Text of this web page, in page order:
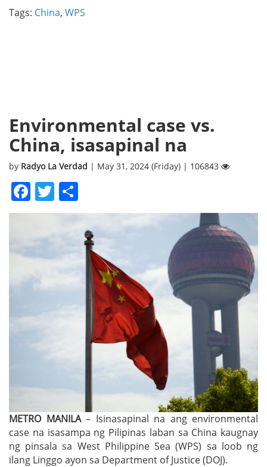
Tags: China, WPS
Environmental case vs.
China, isasapinal na
by Radyo La Verdad | May 31, 2024 (Friday) | 106843
Facebook
Twitter
METRO MANILA – Isinasapinal na ang environmental
case na isasampa ng Pilipinas laban sa China kaugnay
ng pinsala sa West Philippine Sea (WPS) sa loob ng
ilang Linggo ayon sa Department of Justice (DOJ).